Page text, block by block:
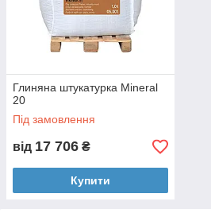
Глиняна штукатурка Mineral
20
Під замовлення
від 17 706 ₴
Купити